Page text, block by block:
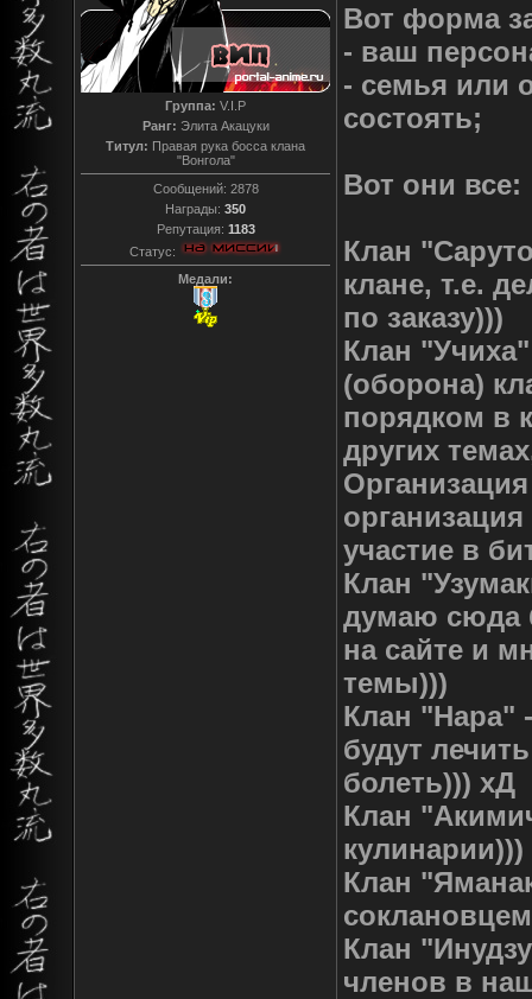
Группа: V.I.P
Ранг: Элита Акацуки
Титул: Правая рука босса клана
"Вонгола"
Сообщений: 2878
Награды: 350
Репутация: 1183
Статус:
Медали:
Вот форма
- ваш
- семья или
состоять;
Вот они все:
Клан
клане, т.е.
по заказу)))
Клан
(оборона)
порядком в
других
участие в
Клан
думаю сюда
на сайте и
темы)))
Клан "Нара"
будут
болеть))) хД
Клан
кулинарии)))
Клан
Клан
членов в